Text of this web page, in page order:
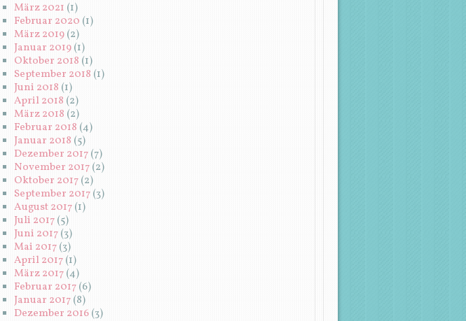
März 2021 (1)
Februar 2020 (1)
März 2019(2)
Januar 2019(1)
Oktober 2018 (1)
September 2018 (1)
Juni 2018 (1)
April 2018 (2)
März 2018 (2)
Februar 2018 (4)
Januar 2018 (5)
Dezember 2017(7)
November 2017(2)
Oktober 2017(2)
September 2017(3)
August 2017(1)
Juli 2017(5)
Juni 2017(3)
Mai 2017(3)
April 2017(1)
März 2017(4)
Februar 2017(6)
Januar 2017(8)
Dezember 2016(3)